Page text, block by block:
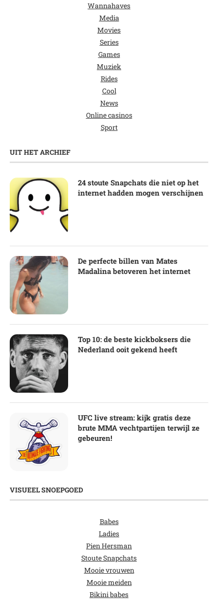
Wannahaves
Media
Movies
Series
Games
Muziek
Rides
Cool
News
Online casinos
Sport
UIT HET ARCHIEF
24 stoute Snapchats die niet op het
internet hadden mogen verschijnen
De perfecte billen van Mates
Madalina betoveren het internet
Top 10: de beste kickboksers die
Nederland ooit gekend heeft
UFC live stream: kijk gratis deze
brute MMA vechtpartijen terwijl ze
gebeuren!
VISUEEL SNOEPGOED
Babes
Ladies
Pien Hersman
Stoute Snapchats
Mooie vrouwen
Mooie meiden
Bikini babes